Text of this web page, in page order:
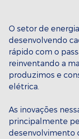
O setor de
desenvolvendo
rápido com o
reinventando a
produzimos e
elétrica.
As inovações
principalmente
desenvolvimento